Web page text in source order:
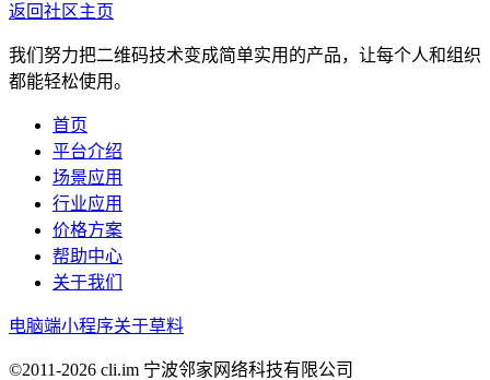
返回社区主页
我们努力把二维码技术变成简单实用的产品，让每个人和组织
都能轻松使用。
首页
平台介绍
场景应用
行业应用
价格方案
帮助中心
关于我们
电脑端小程序关于草料
©2011-2026 cli.im 宁波邻家网络科技有限公司